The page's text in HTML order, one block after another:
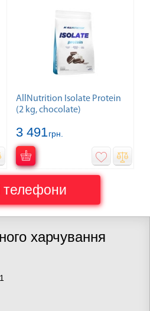
AllNutrition Isolate Protein
(2 kg, chocolate)
3 491грн.
телефони
харчування